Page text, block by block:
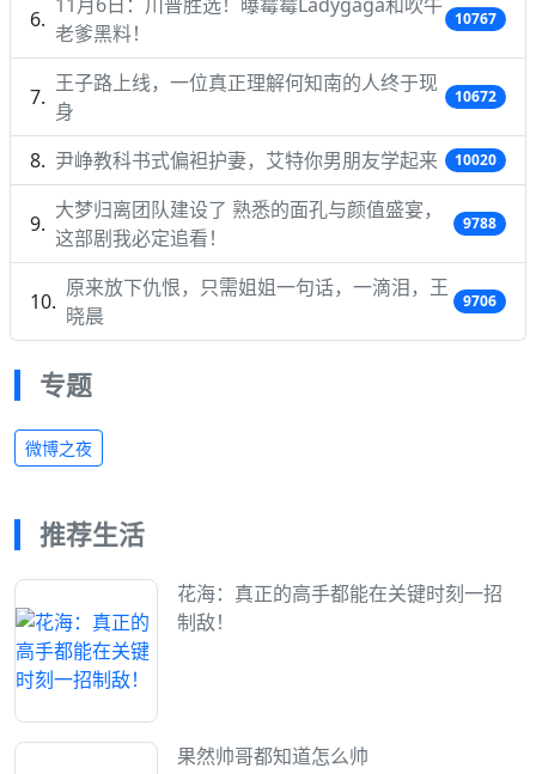
老爹黑料！
10767
王子路上线，一位真正理解何知南的人终于现
身
10672
尹峥教科书式偏袒护妻，艾特你男朋友学起来 10020
大梦归离团队建设了 熟悉的面孔与颜值盛宴，
这部剧我必定追看！
9788
原来放下仇恨，只需姐姐一句话，一滴泪，王
晓晨
9706
专题
微博之夜
推荐生活
花海：真正的高手都能在关键时刻一招
制敌！
果然帅哥都知道怎么帅